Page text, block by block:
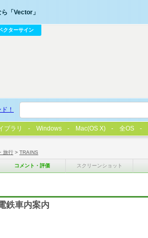
旅行 > TRAINS
コメント・評価 スクリーンショット
鉄車内案内
「Vector」
クターサイン
！
ブラリ Windows Mac(OS X) 全OS